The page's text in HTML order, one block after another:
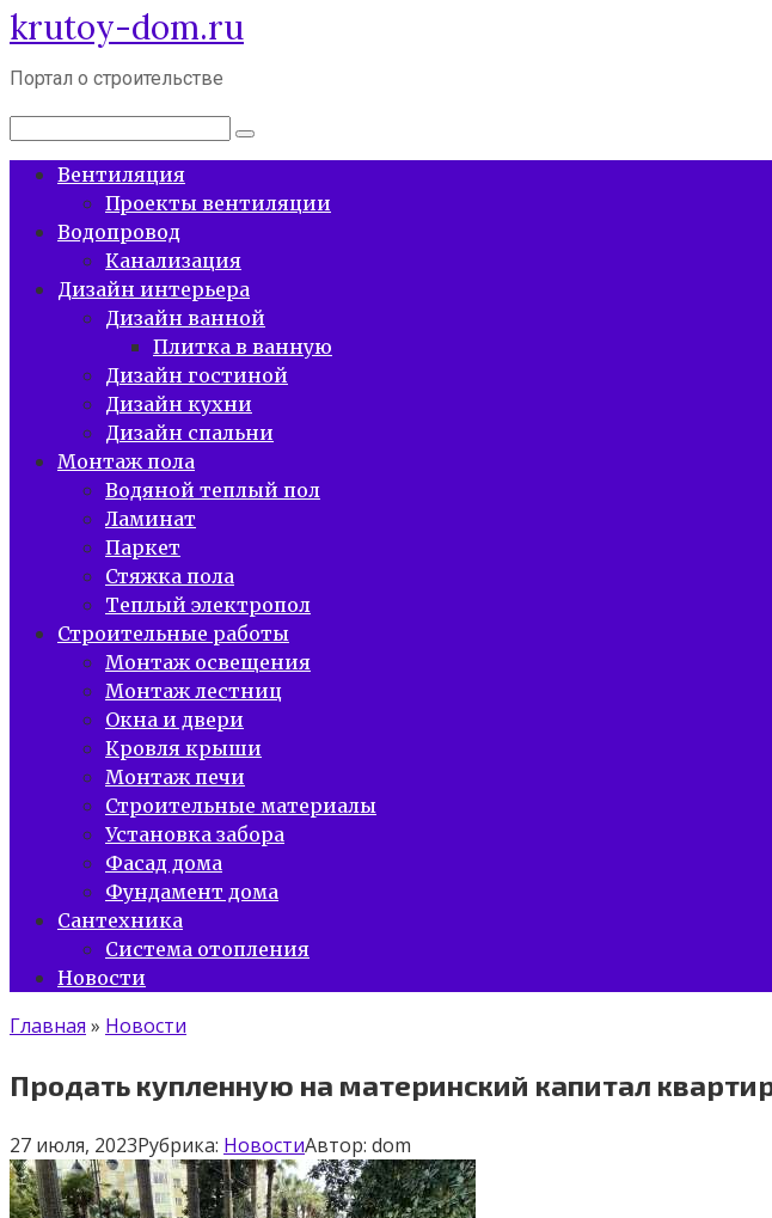
Перейти
к
контенту
krutoy-dom.ru
Портал о строительстве
Поиск:
Вентиляция
Проекты вентиляции
Водопровод
Канализация
Дизайн интерьера
Дизайн ванной
Плитка в ванную
Дизайн гостиной
Дизайн кухни
Дизайн спальни
Монтаж пола
Водяной теплый пол
Ламинат
Паркет
Стяжка пола
Теплый электропол
Строительные работы
Монтаж освещения
Монтаж лестниц
Окна и двери
Кровля крыши
Монтаж печи
Строительные материалы
Установка забора
Фасад дома
Фундамент дома
Сантехника
Система отопления
Новости
Главная » Новости
Продать купленную на материнский капитал
27 июля, 2023Рубрика: НовостиАвтор: dom